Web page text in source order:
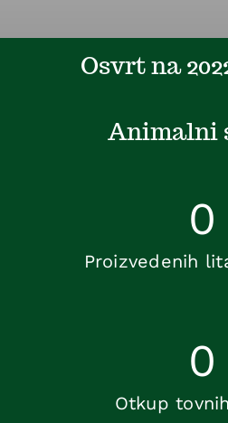
Osvrt na
Animalni
0
Proizvedenih
0
Otkup